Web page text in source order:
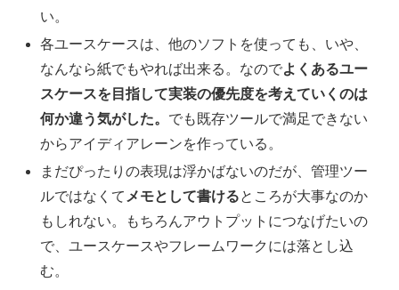
い。
各ユースケースは、他のソフトを使っても、いや、
なんなら紙でもやれば出来る。なのでよくあるユー
スケースを目指して実装の優先度を考えていくのは
何か違う気がした。 でも既存ツールで満足できない
からアイディアレーンを作っている。
まだぴったりの表現は浮かばないのだが、管理ツー
ルではなくて メモとして書けるところが大事なのか
もしれない。もちろんアウトプットにつなげたいの
で、ユースケースやフレームワークには落とし込
む。